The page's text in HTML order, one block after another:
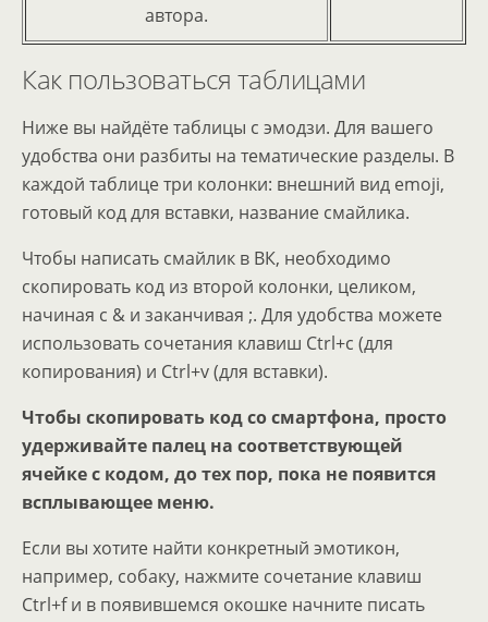
автора.
Как пользоваться таблицами
Ниже вы найдёте таблицы с эмодзи. Для вашего
удобства они разбиты на тематические разделы. В
каждой таблице три колонки: внешний вид emoji,
готовый код для вставки, название смайлика.
Чтобы написать смайлик в ВК, необходимо
скопировать код из второй колонки, целиком,
начиная с & и заканчивая ;. Для удобства можете
использовать сочетания клавиш Ctrl+c (для
копирования) и Ctrl+v (для вставки).
Чтобы скопировать код со смартфона, просто
удерживайте палец на соответствующей
ячейке с кодом, до тех пор, пока не появится
всплывающее меню.
Если вы хотите найти конкретный эмотикон,
например, собаку, нажмите сочетание клавиш
Ctrl+f и в появившемся окошке начните писать